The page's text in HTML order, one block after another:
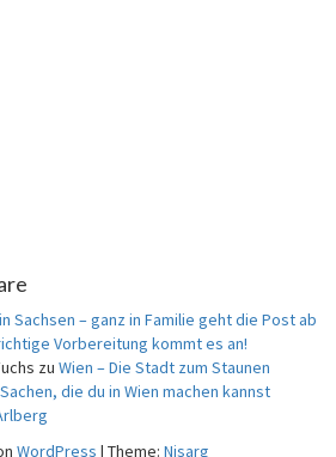
Sachsen – ganz in Familie geht die Post ab
Vorbereitung kommt es an!
zu Wien – Die Stadt zum Staunen
die du in Wien machen kannst
WordPress | Theme: Nisarg